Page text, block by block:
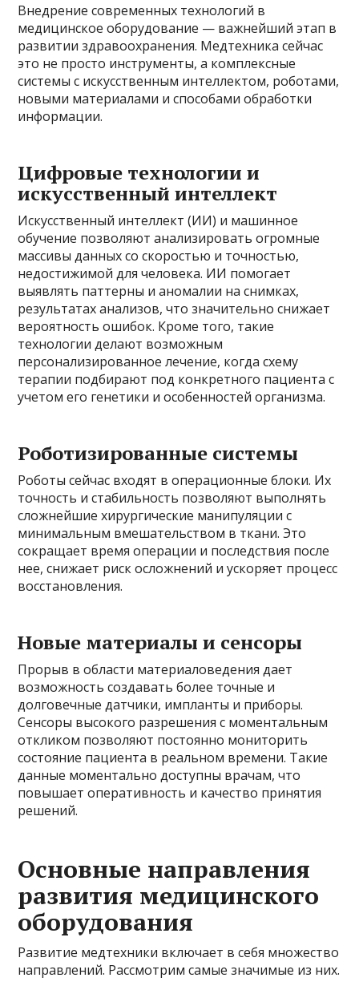
Внедрение современных технологий в
медицинское оборудование — важнейший этап в
развитии здравоохранения. Медтехника сейчас
это не просто инструменты, а комплексные
системы с искусственным интеллектом, роботами,
новыми материалами и способами обработки
информации.
Цифровые технологии и
искусственный интеллект
Искусственный интеллект (ИИ) и машинное
обучение позволяют анализировать огромные
массивы данных со скоростью и точностью,
недостижимой для человека. ИИ помогает
выявлять паттерны и аномалии на снимках,
результатах анализов, что значительно снижает
вероятность ошибок. Кроме того, такие
технологии делают возможным
персонализированное лечение, когда схему
терапии подбирают под конкретного пациента с
учетом его генетики и особенностей организма.
Роботизированные системы
Роботы сейчас входят в операционные блоки. Их
точность и стабильность позволяют выполнять
сложнейшие хирургические манипуляции с
минимальным вмешательством в ткани. Это
сокращает время операции и последствия после
нее, снижает риск осложнений и ускоряет процесс
восстановления.
Новые материалы и сенсоры
Прорыв в области материаловедения дает
возможность создавать более точные и
долговечные датчики, импланты и приборы.
Сенсоры высокого разрешения с моментальным
откликом позволяют постоянно мониторить
состояние пациента в реальном времени. Такие
данные моментально доступны врачам, что
повышает оперативность и качество принятия
решений.
Основные направления
развития медицинского
оборудования
Развитие медтехники включает в себя множество
направлений. Рассмотрим самые значимые из них.